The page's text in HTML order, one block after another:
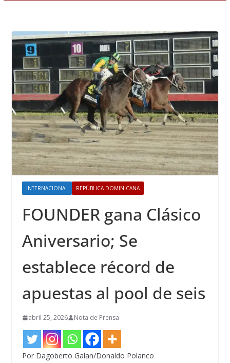
INTERNACIONAL REPÚBLICA DOMINICANA
FOUNDER gana Clásico
Aniversario; Se
establece récord de
apuestas al pool de seis
abril 25, 2026 Nota de Prensa
Por Dagoberto Galan/Donaldo Polanco